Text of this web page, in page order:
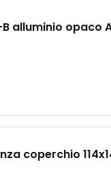
alluminio opaco
coperchio